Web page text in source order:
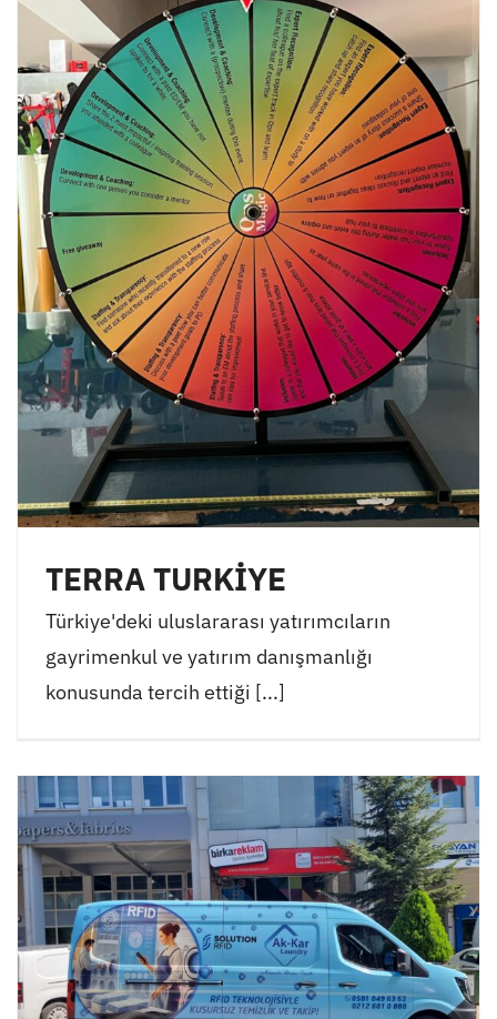
TERRA TURKİYE
Türkiye'deki uluslararası yatırımcıların
gayrimenkul ve yatırım danışmanlığı
konusunda tercih ettiği [...]